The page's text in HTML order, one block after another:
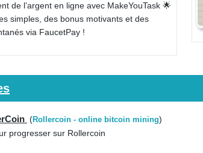
de l’argent en ligne avec MakeYouTask 🌟
simples, des bonus motivants et des
via FaucetPay !
(Rollercoin - online bitcoin mining)
progresser sur Rollercoin